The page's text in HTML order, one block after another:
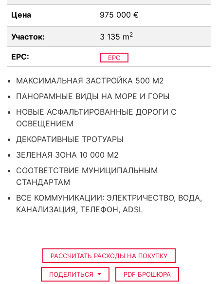
Цена 975 000 €
Участок: 3 135 m2
EPC: EPC
МАКСИМАЛЬНАЯ ЗАСТРОЙКА 500 М2
ПАНОРАМНЫЕ ВИДЫ НА МОРЕ И ГОРЫ
НОВЫЕ АСФАЛЬТИРОВАННЫЕ ДОРОГИ С
ОСВЕЩЕНИЕМ
ДЕКОРАТИВНЫЕ ТРОТУАРЫ
ЗЕЛЕНАЯ ЗОНА 10 000 М2
СООТВЕТСТВИЕ МУНИЦИПАЛЬНЫМ
СТАНДАРТАМ
ВСЕ КОММУНИКАЦИИ: ЭЛЕКТРИЧЕСТВО, ВОДА,
КАНАЛИЗАЦИЯ, ТЕЛЕФОН, ADSL
РАССЧИТАТЬ РАСХОДЫ НА ПОКУПКУ
ПОДЕЛИТЬСЯ PDF БРОШЮРА